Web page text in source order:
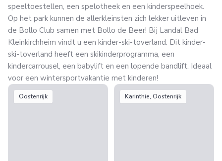
speeltoestellen, een spelotheek en een kinderspeelhoek.
Op het park kunnen de allerkleinsten zich lekker uitleven in
de Bollo Club samen met Bollo de Beer! Bij Landal Bad
Kleinkirchheim vindt u een kinder-ski-toverland. Dit kinder-
ski-toverland heeft een skikinderprogramma, een
kindercarrousel, een babylift en een lopende bandlift. Ideaal
voor een wintersportvakantie met kinderen!
Oostenrijk Karinthie, Oostenrijk